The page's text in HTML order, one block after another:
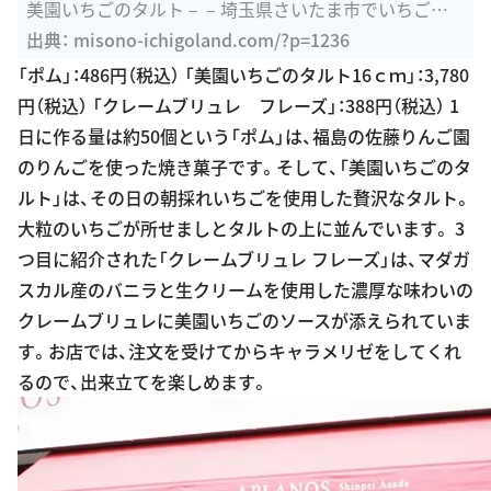
美園いちごのタルト－ – 埼玉県さいたま市でいちご狩
り 美園いちごランド
出典： misono-ichigoland.com/?p=1236
「ポム」：486円（税込） 「美園いちごのタルト16ｃｍ」：3,780
円（税込） 「クレームブリュレ フレーズ」：388円（税込） 1
日に作る量は約50個という「ポム」は、福島の佐藤りんご園
のりんごを使った焼き菓子です。そして、「美園いちごのタ
ルト」は、その日の朝採れいちごを使用した贅沢なタルト。
大粒のいちごが所せましとタルトの上に並んでいます。 3
つ目に紹介された「クレームブリュレ フレーズ」は、マダガ
スカル産のバニラと生クリームを使用した濃厚な味わいの
クレームブリュレに美園いちごのソースが添えられていま
す。お店では、注文を受けてからキャラメリゼをしてくれ
るので、出来立てを楽しめます。